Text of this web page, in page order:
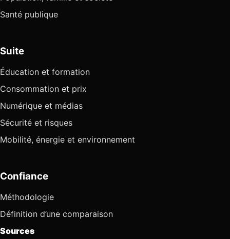
Santé publique
Suite
Éducation et formation
Consommation et prix
Numérique et médias
Sécurité et risques
Mobilité, énergie et environnement
Confiance
Méthodologie
Définition d’une comparaison
Sources